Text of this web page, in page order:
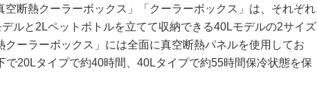
断熱クーラーボックス」「クーラーボックス」は、それぞれ
ルと2Lペットボトルを立てて収納できる40Lモデルの2サイズ
クーラーボックス」には全面に真空断熱パネルを使用してお
で20Lタイプで約40時間、40Lタイプで約55時間保冷状態を保